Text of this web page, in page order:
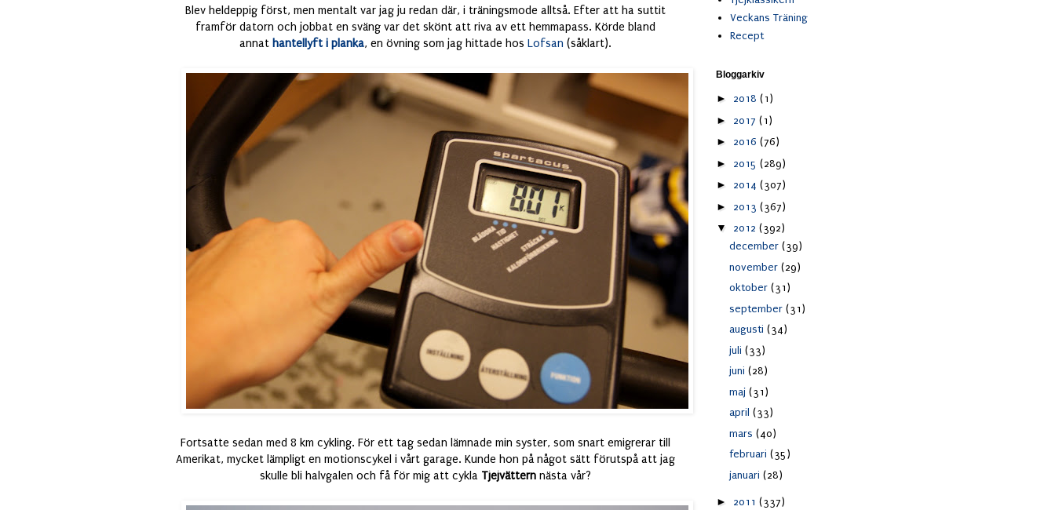
Blev heldeppig först, men mentalt var jag ju redan där, i träningsmode alltså. Efter att ha suttit
framför datorn och jobbat en sväng var det skönt att riva av ett hemmapass. Körde bland
annat hantellyft i planka, en övning som jag hittade hos Lofsan (såklart).
Fortsatte sedan med 8 km cykling. För ett tag sedan lämnade min syster, som snart emigrerar till
Amerikat, mycket lämpligt en motionscykel i vårt garage. Kunde hon på något sätt förutspå att jag
skulle bli halvgalen och få för mig att cykla Tjejvättern nästa vår?
Veckans Träning
Recept
Bloggarkiv
► 2018 (1)
► 2017 (1)
► 2016 (76)
► 2015 (289)
► 2014 (307)
► 2013 (367)
▼ 2012 (392)
december (39)
november (29)
oktober (31)
september (31)
augusti (34)
juli (33)
juni (28)
maj (31)
april (33)
mars (40)
februari (35)
januari (28)
► 2011 (337)